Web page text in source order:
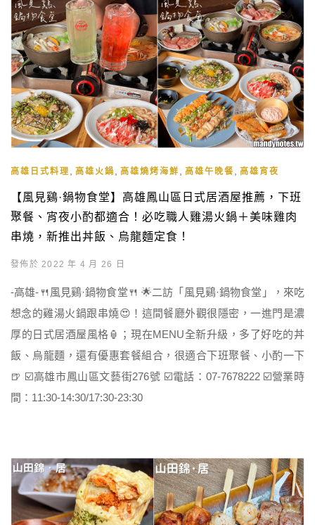
高雄日式料理 高雄火鍋 高雄燒烤海鮮 高雄午晚餐 高雄宵夜
【風見鷄·鍋物食堂】高雄鳳山區日式居酒屋推薦，下班
聚餐、宵夜小酌都適合！必吃職人雞湯火鍋＋美味雞肉
串燒，新推出丼飯、烏龍麵定食！
發佈於 2022 年 4 月 26 日
-高雄-🍴風見鷄·鍋物食堂🍴 🌟二訪「風見鷄·鍋物食堂」，來吃
想念的雞湯火鍋跟串燒😍！這間餐廳外觀很隱密，一進門是濃
厚的日式居酒屋風格🏮；現在MENU全新升級，多了好吃的丼
飯、烏龍麵，還有優惠套餐組合，很適合下班聚餐、小酌一下
🍺 ☑️高雄市鳳山區文藝街276號 ☑️電話：07-7678222 ☑️營業時
間：11:30-14:30/17:30-23:30